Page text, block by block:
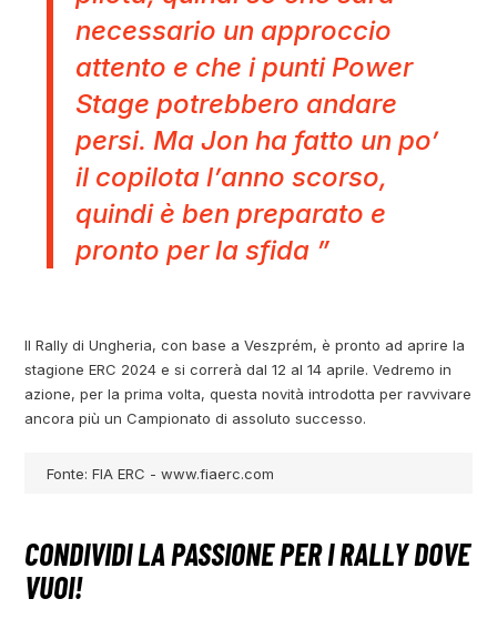
necessario un approccio
attento e che i punti Power
Stage potrebbero andare
persi. Ma Jon ha fatto un po’
il copilota l’anno scorso,
quindi è ben preparato e
pronto per la sfida ”
Il Rally di Ungheria, con base a Veszprém, è pronto ad aprire la
stagione ERC 2024 e si correrà dal 12 al 14 aprile. Vedremo in
azione, per la prima volta, questa novità introdotta per ravvivare
ancora più un Campionato di assoluto successo.
Fonte: FIA ERC - www.fiaerc.com